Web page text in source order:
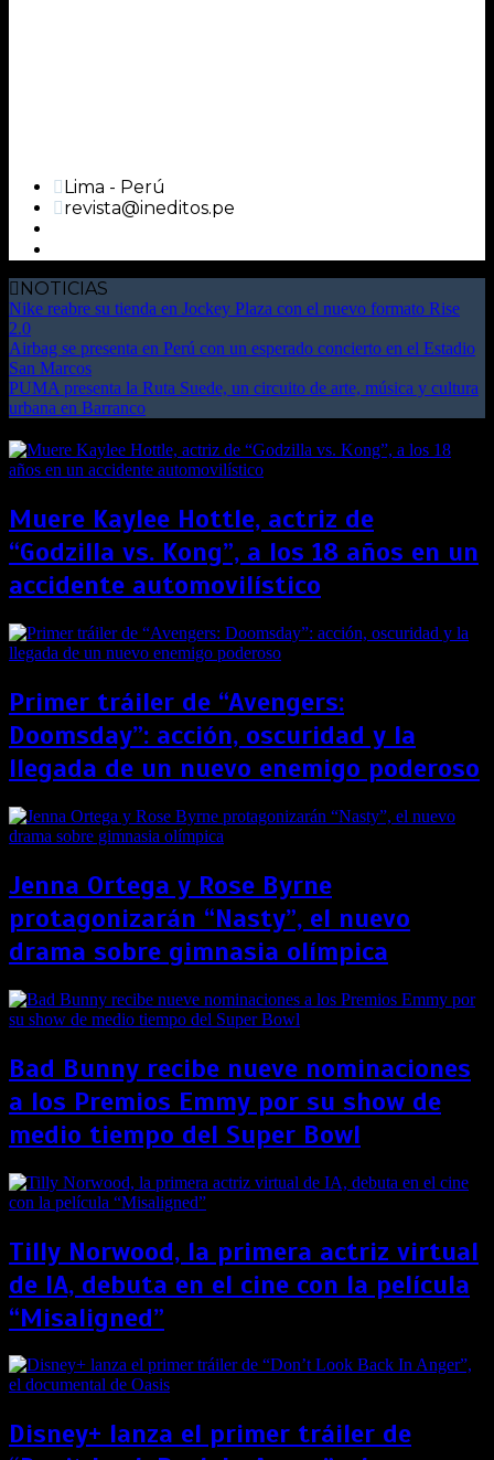
Lima - Perú
revista@ineditos.pe
NOTICIAS
Nike reabre su tienda en Jockey Plaza con el nuevo formato Rise
2.0
Airbag se presenta en Perú con un esperado concierto en el Estadio
San Marcos
PUMA presenta la Ruta Suede, un circuito de arte, música y cultura
urbana en Barranco
Muere Kaylee Hottle, actriz de
“Godzilla vs. Kong”, a los 18 años en un
accidente automovilístico
Primer tráiler de “Avengers:
Doomsday”: acción, oscuridad y la
llegada de un nuevo enemigo poderoso
Jenna Ortega y Rose Byrne
protagonizarán “Nasty”, el nuevo
drama sobre gimnasia olímpica
Bad Bunny recibe nueve nominaciones
a los Premios Emmy por su show de
medio tiempo del Super Bowl
Tilly Norwood, la primera actriz virtual
de IA, debuta en el cine con la película
“Misaligned”
Disney+ lanza el primer tráiler de